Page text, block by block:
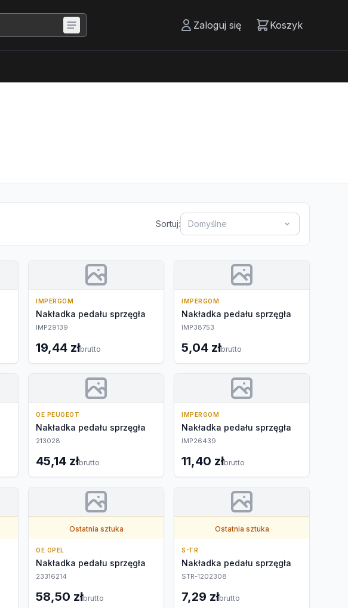
Zaloguj się Koszyk
Sortuj: Domyślne
IMPERGOM
Nakładka pedału sprzęgła
IMP29139
19,44 złbrutto
IMPERGOM
Nakładka pedału sprzęgła
IMP38753
5,04 złbrutto
OE PEUGEOT
Nakładka pedału sprzęgła
213028
45,14 złbrutto
IMPERGOM
Nakładka pedału sprzęgła
IMP26439
11,40 złbrutto
Ostatnia sztuka
OE OPEL
Nakładka pedału sprzęgła
23316214
58,50 złbrutto
Ostatnia sztuka
S-TR
Nakładka pedału sprzęgła
STR-1202308
7,29 złbrutto